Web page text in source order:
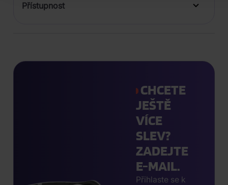
Přístupnost
CHCETE
JEŠTĚ
VÍCE
SLEV?
ZADEJTE
E-MAIL.
Přihlaste se k